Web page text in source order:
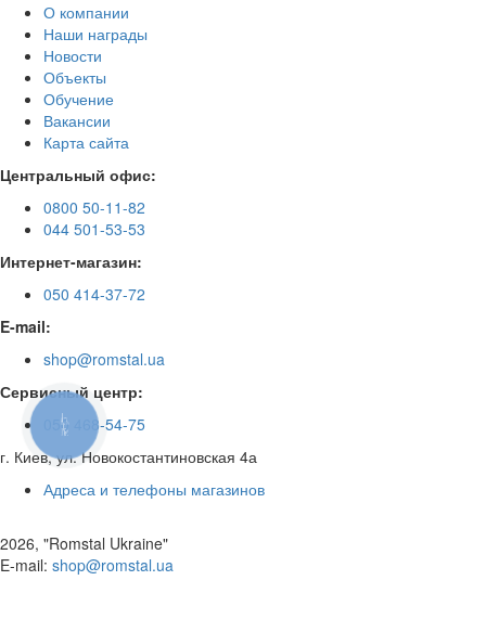
О компании
Наши награды
Новости
Объекты
Обучение
Вакансии
Карта сайта
Центральный офис:
0800 50-11-82
044 501-53-53
Интернет-магазин:
050 414-37-72
E-mail:
shop@romstal.ua
Сервисный центр:
050 468-54-75
г. Киев, ул. Новокостантиновская 4а
Адреса и телефоны магазинов
2026, "Romstal Ukraine"
​E-mail: shop@romstal.ua
КНОПКА
ЗВ'ЯЗКУ